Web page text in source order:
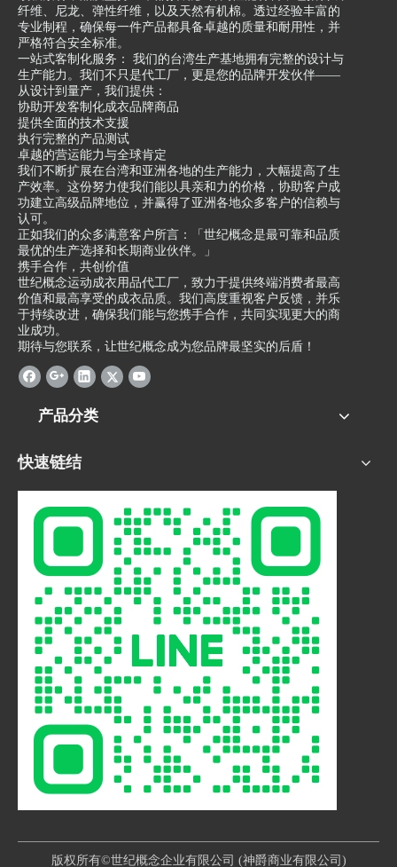
和印刷服务，以满足客户对
品牌形象的要求。
我们的成衣代工服务不仅仅
是生产和包装，我们还提供
一系列的增值服务。我们可
以协助客户进行产品设计和
开发，提供市场调研和竞争
分析等服务，以帮助客户在
竞争激烈的市场中取得优
势。
我们的客户包括各种不同规
模的企业，从初创公司到国
际知名品牌。无论客户的规
模如何，我们都致力于为他
们提供最优质的服务和产
品。
新北市成衣包装代工-成衣
代工是您在成衣产业中的值
得信赖的合作伙伴。我们将
以满足客户的需求并实现共
联系，我们期待与您合作。
时间。
此外，淡水包装代工-成衣
代工还能够提供客制化的服
务。他们能够根据客户的需
还是成衣，他们都能够提供
独特的解决方案，帮助客户
在竞争激烈的市场中脱颖而
出。
专业和优势使他们成为许多
企业的首选合作伙伴。无论
是需要包装还是成衣代工的
企业，他们都能够提供高品
制化的服务使他们成为众多
企业的首选。无论是包装还
是成衣，他们都能够提供高
品质的产品和专业的服务，
帮助客户在市场中取得成
功。
纤维、尼龙、弹性纤维，以及天然有机棉。透过经验丰富的
专业制程，确保每一件产品都具备卓越的质量和耐用性，并
严格符合安全标准。
一站式客制化服务： 我们的台湾生产基地拥有完整的设计与
生产能力。我们不只是代工厂，更是您的品牌开发伙伴——
从设计到量产，我们提供：
协助开发客制化成衣品牌商品
提供全面的技术支援
执行完整的产品测试
卓越的营运能力与全球肯定
我们不断扩展在台湾和亚洲各地的生产能力，大幅提高了生
产效率。这份努力使我们能以具亲和力的价格，协助客户成
功建立高级品牌地位，并赢得了亚洲各地众多客户的信赖与
认可。
正如我们的众多满意客户所言：「世纪概念是最可靠和品质
最优的生产选择和长期商业伙伴。」
携手合作，共创价值
世纪概念运动成衣用品代工厂，致力于提供终端消费者最高
价值和最高享受的成衣品质。我们高度重视客户反馈，并乐
于持续改进，确保我们能与您携手合作，共同实现更大的商
业成功。
期待与您联系，让世纪概念成为您品牌最坚实的后盾！
产品分类
快速链结
版权所有©世纪概念企业有限公司 (神爵商业有限公司)